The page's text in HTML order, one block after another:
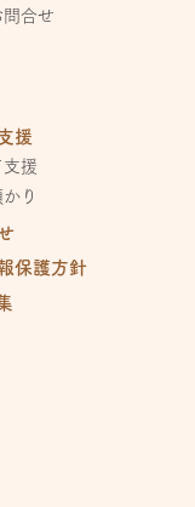
合せ
援
援
り
保護方針